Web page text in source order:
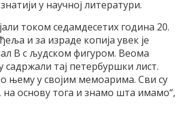
у научној литератури.
током седамдесетих година 20.
и за израде копија увек је
В с људском фигуром. Веома
тај петербуршки лист.
о њему у својим мемоарима. Сви су
основу тога и знамо шта имамо“,